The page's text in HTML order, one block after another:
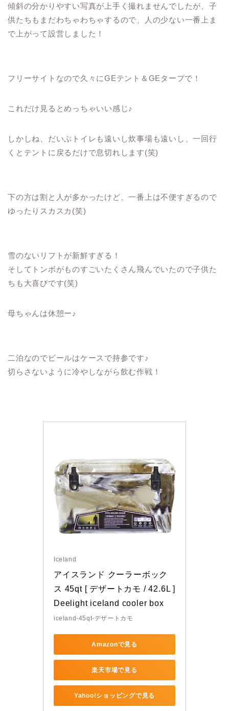
傾斜の分かりやすい写真が上手く撮れませんでしたが、子
供たちもまだわちゃわちゃするので、人の少ない一番上ま
で上がって設営しました！
フリーサイトなので久々にGEテント＆GEタープで！
これだけ見るとめっちゃいい感じ♪
しかしね、だいぶトイレも遠いし炊事場も遠いし、一回行
くとテントに戻るだけで息切れします(笑)
下の方は割と人が多かったけど、一番上は不便すぎるので
ゆったりスカスカ(笑)
雪のないリフトが新鮮すぎる！
そしてトンボがものすごいたくさん飛んでいたので子供た
ちも大喜びです(笑)
母ちゃんは休憩ー♪
二泊なのでビールはケースで持参です♪
切らさないように冷やしながら飲む作戦！
Iceland
アイスランド クーラーボック
ス 45qt [ デザートカモ / 42.6L ]
Deelight iceland cooler box
iceland-45qt-デザートカモ
Amazonで見る
楽天市場で見る
Yahoo!ショッピングで見る